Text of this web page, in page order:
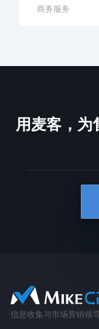
商务服务
用麦客，为
信息收集与市场营销领